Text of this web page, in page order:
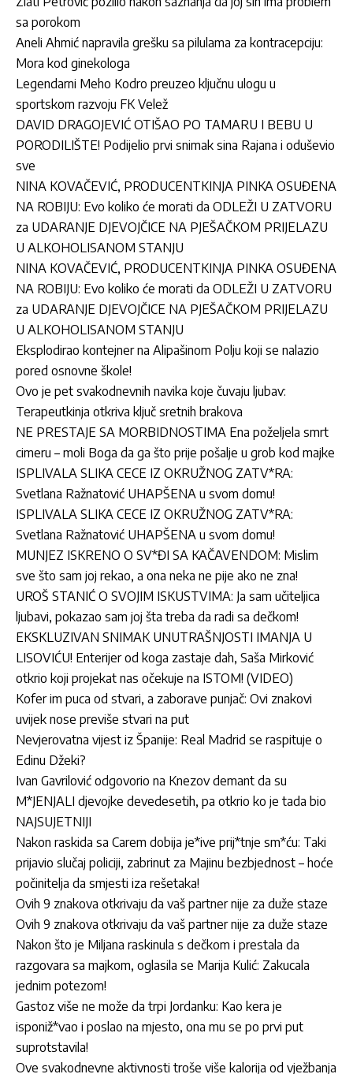
sa porokom
Aneli Ahmić napravila grešku sa pilulama za kontracepciju:
Mora kod ginekologa
Legendarni Meho Kodro preuzeo ključnu ulogu u
sportskom razvoju FK Velež
DAVID DRAGOJEVIĆ OTIŠAO PO TAMARU I BEBU U
PORODILIŠTE! Podijelio prvi snimak sina Rajana i oduševio
sve
NINA KOVAČEVIĆ, PRODUCENTKINJA PINKA OSUĐENA
NA ROBIJU: Evo koliko će morati da ODLEŽI U ZATVORU
za UDARANJE DJEVOJČICE NA PJEŠAČKOM PRIJELAZU
U ALKOHOLISANOM STANJU
NINA KOVAČEVIĆ, PRODUCENTKINJA PINKA OSUĐENA
NA ROBIJU: Evo koliko će morati da ODLEŽI U ZATVORU
za UDARANJE DJEVOJČICE NA PJEŠAČKOM PRIJELAZU
U ALKOHOLISANOM STANJU
Eksplodirao kontejner na Alipašinom Polju koji se nalazio
pored osnovne škole!
Ovo je pet svakodnevnih navika koje čuvaju ljubav:
Terapeutkinja otkriva ključ sretnih brakova
NE PRESTAJE SA MORBIDNOSTIMA Ena poželjela smrt
cimeru – moli Boga da ga što prije pošalje u grob kod majke
ISPLIVALA SLIKA CECE IZ OKRUŽNOG ZATV*RA:
Svetlana Ražnatović UHAPŠENA u svom domu!
ISPLIVALA SLIKA CECE IZ OKRUŽNOG ZATV*RA:
Svetlana Ražnatović UHAPŠENA u svom domu!
MUNJEZ ISKRENO O SV*ĐI SA KAČAVENDOM: Mislim
sve što sam joj rekao, a ona neka ne pije ako ne zna!
UROŠ STANIĆ O SVOJIM ISKUSTVIMA: Ja sam učiteljica
ljubavi, pokazao sam joj šta treba da radi sa dečkom!
EKSKLUZIVAN SNIMAK UNUTRAŠNJOSTI IMANJA U
LISOVIĆU! Enterijer od koga zastaje dah, Saša Mirković
otkrio koji projekat nas očekuje na ISTOM! (VIDEO)
Kofer im puca od stvari, a zaborave punjač: Ovi znakovi
uvijek nose previše stvari na put
Nevjerovatna vijest iz Španije: Real Madrid se raspituje o
Edinu Džeki?
Ivan Gavrilović odgovorio na Knezov demant da su
M*JENJALI djevojke devedesetih, pa otkrio ko je tada bio
NAJSUJETNIJI
Nakon raskida sa Carem dobija je*ive prij*tnje sm*ću: Taki
prijavio slučaj policiji, zabrinut za Majinu bezbjednost – hoće
počinitelja da smjesti iza rešetaka!
Ovih 9 znakova otkrivaju da vaš partner nije za duže staze
Ovih 9 znakova otkrivaju da vaš partner nije za duže staze
Nakon što je Miljana raskinula s dečkom i prestala da
razgovara sa majkom, oglasila se Marija Kulić: Zakucala
jednim potezom!
Gastoz više ne može da trpi Jordanku: Kao kera je
isponiž*vao i poslao na mjesto, ona mu se po prvi put
suprotstavila!
Ove svakodnevne aktivnosti troše više kalorija od vježbanja